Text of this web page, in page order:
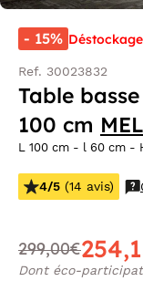
- 15%
Ref. 30023832
Table
100 cm
L 100 cm - l 60 cm -
4/5 (14 avis)
299,00€
Dont éco-